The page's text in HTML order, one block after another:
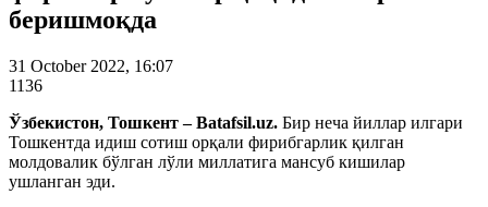
беришмоқда
31 October 2022, 16:07
1136
Ўзбекистон, Тошкент – Batafsil.uz. Бир неча йиллар илгари
Тошкентда идиш сотиш орқали фирибгарлик қилган
молдовалик бўлган лўли миллатига мансуб кишилар
ушланган эди.